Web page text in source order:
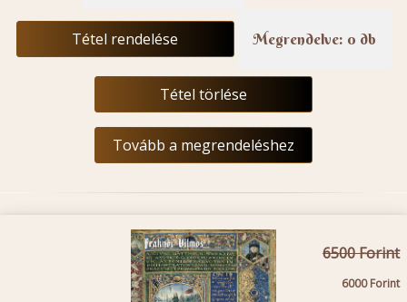
Tétel rendelése Megrendelve: 0 db
Tétel törlése
Tovább a megrendeléshez
6500
6000